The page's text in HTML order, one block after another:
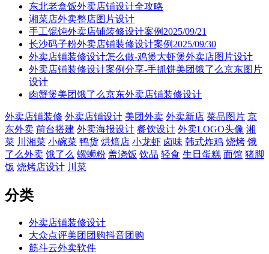
东北老盒饭外卖店铺设计全攻略
湘菜店外卖整店图片设计
手工馄饨外卖店铺装修设计案例2025/09/21
长沙码子粉外卖店铺装修设计案例2025/09/30
外卖店铺装修设计怎么做-鸡煲大虾煲外卖店图片设计
外卖店铺装修设计案例分享-手抓饼美团饿了么京东图片
设计
肉蟹煲美团饿了么京东外卖店铺装修设计
外卖店铺装修 外卖店铺设计 美团外卖 外卖新店 菜品图片 京
东外卖 前台搭建 外卖海报设计 餐饮设计 外卖LOGO头像 湘
菜 川湘菜 小碗菜 鸭货 烘焙店 小龙虾 卤味 韩式炸鸡 烧烤 饿
了么外卖 饿了么 螺蛳粉 盖浇饭 饮品 轻食 生日蛋糕 面馆 猪脚
饭 烧烤店设计 川菜
分类
外卖店铺装修设计
大众点评美团团购抖音团购
筋斗云外卖软件